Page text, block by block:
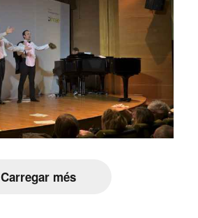
Carregar més